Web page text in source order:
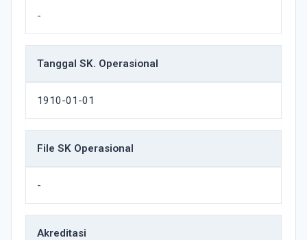
-
Tanggal SK. Operasional
1910-01-01
File SK Operasional
-
Akreditasi